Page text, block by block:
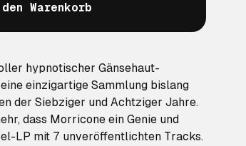
Warenkorb
hypnotischer Gänsehaut-
einzigartige Sammlung bislang
der Siebziger und Achtziger Jahre.
dass Morricone ein Genie und
LP mit 7 unveröffentlichten Tracks.